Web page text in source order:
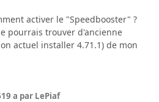
activer le "Speedbooster" ?
pourrais trouver d'ancienne
actuel installer 4.71.1) de mon
19 a par LePiaf